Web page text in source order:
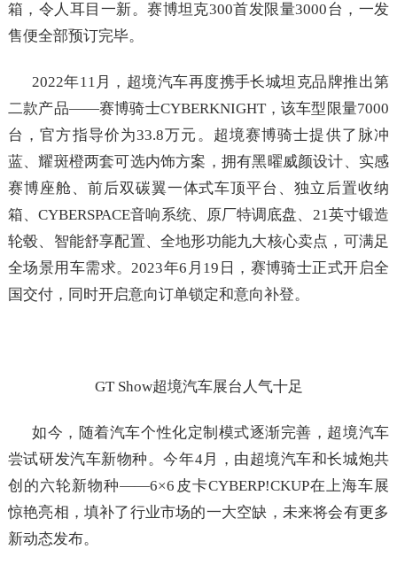
箱，令人耳目一新。赛博坦克300首发限量3000台，一发
售便全部预订完毕。
2022年11月，超境汽车再度携手长城坦克品牌推出第
二款产品——赛博骑士CYBERKNIGHT，该车型限量7000
台，官方指导价为33.8万元。超境赛博骑士提供了脉冲
蓝、耀斑橙两套可选内饰方案，拥有黑曜威颜设计、实感
赛博座舱、前后双碳翼一体式车顶平台、独立后置收纳
箱、CYBERSPACE音响系统、原厂特调底盘、21英寸锻造
轮毂、智能舒享配置、全地形功能九大核心卖点，可满足
全场景用车需求。2023年6月19日，赛博骑士正式开启全
国交付，同时开启意向订单锁定和意向补登。
GT Show超境汽车展台人气十足
如今，随着汽车个性化定制模式逐渐完善，超境汽车
尝试研发汽车新物种。今年4月，由超境汽车和长城炮共
创的六轮新物种——6×6皮卡CYBERP!CKUP在上海车展
惊艳亮相，填补了行业市场的一大空缺，未来将会有更多
新动态发布。